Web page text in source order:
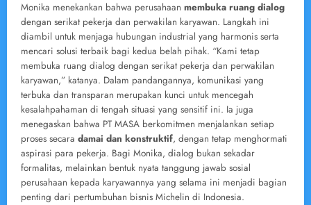
Monika menekankan bahwa perusahaan membuka ruang dialog
dengan serikat pekerja dan perwakilan karyawan. Langkah ini
diambil untuk menjaga hubungan industrial yang harmonis serta
mencari solusi terbaik bagi kedua belah pihak. “Kami tetap
membuka ruang dialog dengan serikat pekerja dan perwakilan
karyawan,” katanya. Dalam pandangannya, komunikasi yang
terbuka dan transparan merupakan kunci untuk mencegah
kesalahpahaman di tengah situasi yang sensitif ini. Ia juga
menegaskan bahwa PT MASA berkomitmen menjalankan setiap
proses secara damai dan konstruktif, dengan tetap menghormati
aspirasi para pekerja. Bagi Monika, dialog bukan sekadar
formalitas, melainkan bentuk nyata tanggung jawab sosial
perusahaan kepada karyawannya yang selama ini menjadi bagian
penting dari pertumbuhan bisnis Michelin di Indonesia.